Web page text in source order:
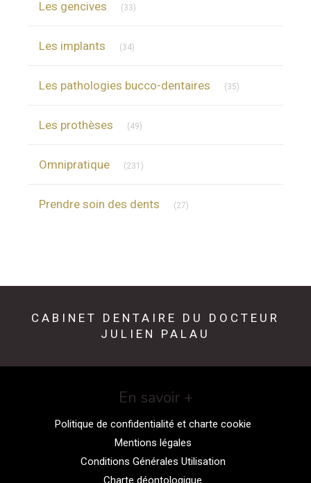
Les gencives (33)
Les implants (34)
Les pathologies bucco-dentaires (35)
Les prothèses (49)
Omnipratique (231)
Prendre soin des dents (27)
CABINET DENTAIRE DU DOCTEUR
JULIEN PALAU
En savoir +
Politique de confidentialité et charte cookie
Mentions légales
Conditions Générales Utilisation
Charte déontologique